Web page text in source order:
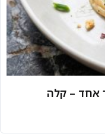
אחד – קלה